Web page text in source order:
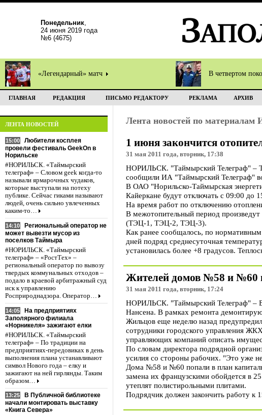
Понедельник,
24 июня 2019 года
№6 (4675)
«Легендарный» матч В четвертом
ГЛАВНАЯ РЕДАКЦИЯ ПИСЬМО РЕДАКТОРУ РЕКЛАМА АРХИВ
ЛЕНТА НОВОСТЕЙ
15:00
Любители косплея
провели фестиваль GeekOn в
Норильске
#НОРИЛЬСК. «Таймырский
телеграф» – Словом geek когда-то
называли ярмарочных чудаков,
которые выступали на потеху
публике. Сейчас гиками называют
людей, очень сильно увлеченных
каким-то…
14:10
Региональный оператор не
может вывезти мусор из
поселков Таймыра
#НОРИЛЬСК. «Таймырский
телеграф» – «РостТех» –
региональный оператор по вывозу
твердых коммунальных отходов –
подало в краевой арбитражный суд
иск к управлению
Росприроднадзора. Оператор…
14:05
На предприятиях
Заполярного филиала
«Норникеля» зажигают елки
#НОРИЛЬСК. «Таймырский
телеграф» – По традиции на
предприятиях-передовиках в день
выполнения плана устанавливают
символ Нового года – елку и
зажигают на ней гирлянды. Таким
образом…
13:25
В Публичной библиотеке
начали монтировать выставку
«Книга Севера»
Лента новостей по
1 июня закончится
31 мая 2011 года, вторник, 17:38
НОРИЛЬСК. "Таймырский Телеграф" –
сообщили ИА "Таймырский Телеграф"
В ОАО "Норильско-Таймырская
Кайеркане будут отключать с 09:00 до
На время работ по отключению
В межотопительный период произведут
(ТЭЦ-1, ТЭЦ-2, ТЭЦ-3).
Как ранее сообщалось, по
дней подряд среднесуточная
установилась более +8 градусов.
Жителей домов №58 и №60
31 мая 2011 года, вторник, 17:24
НОРИЛЬСК. "Таймырский Телеграф" – В
Нансена. В рамках ремонта
Жильцов еще неделю назад
сотрудники городского управления
управляющих компаний описать
По словам директора подрядной
усилия со стороны рабочих. "Это уже
Дома №58 и №60 попали в план
замена их французскими обойдется в
утеплят полистирольными плитами.
Подрядчик должен закончить работу к